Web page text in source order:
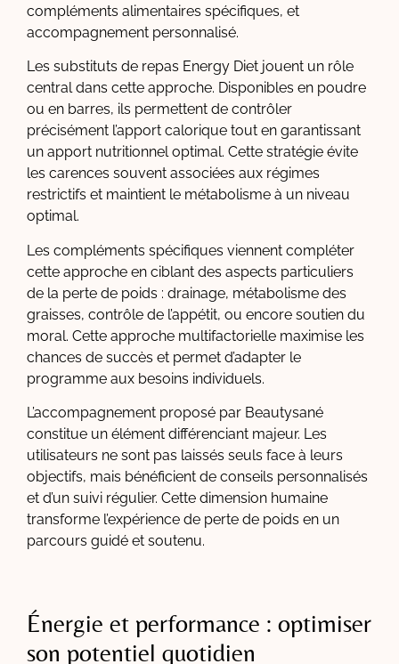
compléments alimentaires spécifiques, et
accompagnement personnalisé.
Les substituts de repas Energy Diet jouent un rôle
central dans cette approche. Disponibles en poudre
ou en barres, ils permettent de contrôler
précisément l’apport calorique tout en garantissant
un apport nutritionnel optimal. Cette stratégie évite
les carences souvent associées aux régimes
restrictifs et maintient le métabolisme à un niveau
optimal.
Les compléments spécifiques viennent compléter
cette approche en ciblant des aspects particuliers
de la perte de poids : drainage, métabolisme des
graisses, contrôle de l’appétit, ou encore soutien du
moral. Cette approche multifactorielle maximise les
chances de succès et permet d’adapter le
programme aux besoins individuels.
L’accompagnement proposé par Beautysané
constitue un élément différenciant majeur. Les
utilisateurs ne sont pas laissés seuls face à leurs
objectifs, mais bénéficient de conseils personnalisés
et d’un suivi régulier. Cette dimension humaine
transforme l’expérience de perte de poids en un
parcours guidé et soutenu.
Énergie et performance : optimiser
son potentiel quotidien